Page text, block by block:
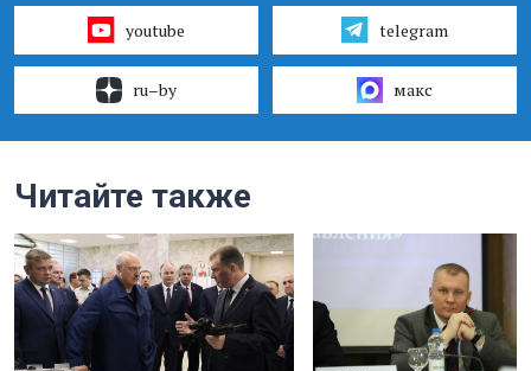
youtube telegram
ru–by макс
Читайте также